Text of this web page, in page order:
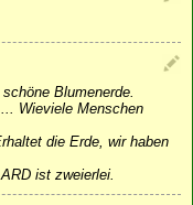
Blumenerde.
... Wieviele Menschen
die Erde, wir haben
ist zweierlei.